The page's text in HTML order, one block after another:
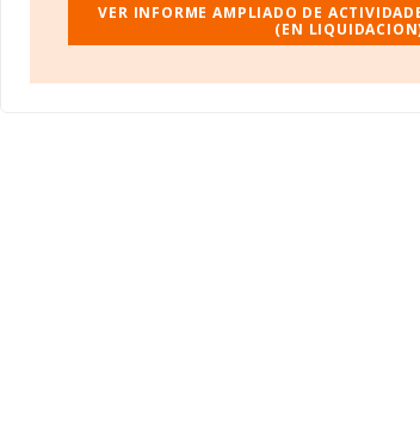
Con los datos a disposición de INFORMA sobre
al sector, en el ámbito nacional la facturación
asciende a los 82 mil euros. Como información
VER INFORME AMPLIADO DE
(EN